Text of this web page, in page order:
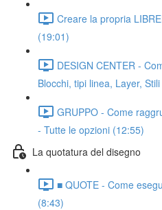
Creare la propria
(19:01)
DESIGN CENTER -
Blocchi, tipi linea, Layer,
GRUPPO - Come
- Tutte le opzioni (12:55)
La quotatura del disegno
■ QUOTE - Come
(8:43)